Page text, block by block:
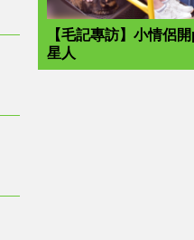
【毛記專訪】小情侶
星人